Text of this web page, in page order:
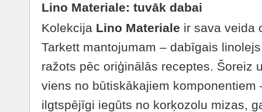
Lino Materiale: tuvāk dabai
Kolekcija Lino Materiale ir sava veida
Tarkett mantojumam – dabīgais
ražots pēc oriģinālās receptes. Šoreiz
viens no būtiskākajiem komponentiem
ilgtspējīgi iegūts no korķozolu mizas,